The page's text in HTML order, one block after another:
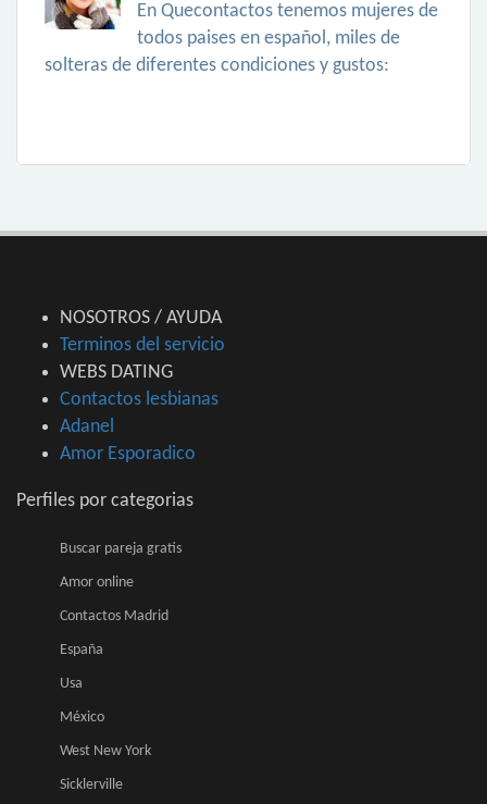
En Quecontactos tenemos mujeres de
todos paises en español, miles de
solteras de diferentes condiciones y gustos:
NOSOTROS / AYUDA
Terminos del servicio
WEBS DATING
Contactos lesbianas
Adanel
Amor Esporadico
Perfiles por categorias
Buscar pareja gratis
Amor online
Contactos Madrid
España
Usa
México
West New York
Sicklerville